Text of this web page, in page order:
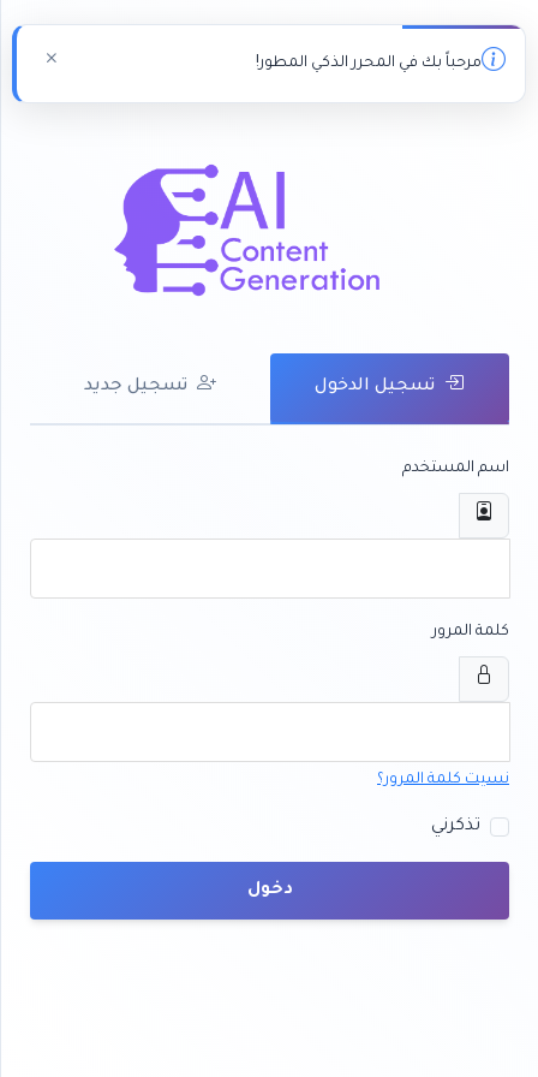
تسجيل الدخول تسجيل جديد
اسم المستخدم
كلمة المرور
نسيت كلمة المرور؟
تذكرني
دخول
مرحباً بك في المحرر الذكي المطور!